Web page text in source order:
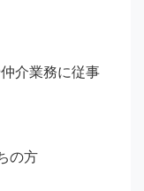
介業務に従事
の方